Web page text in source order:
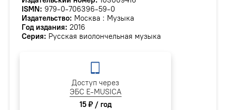
ISMN: 979-0-706396-59-0
Издательство: Москва : Музыка
Год издания: 2016
Серия: Русская виолончельная музыка
Доступ через
ЭБС E-MUSICA
15 ₽ / год